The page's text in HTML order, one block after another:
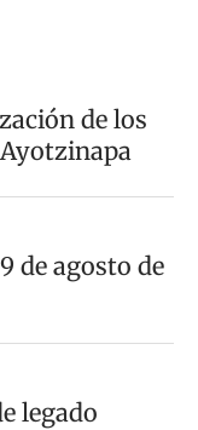
de los
de agosto de
legado